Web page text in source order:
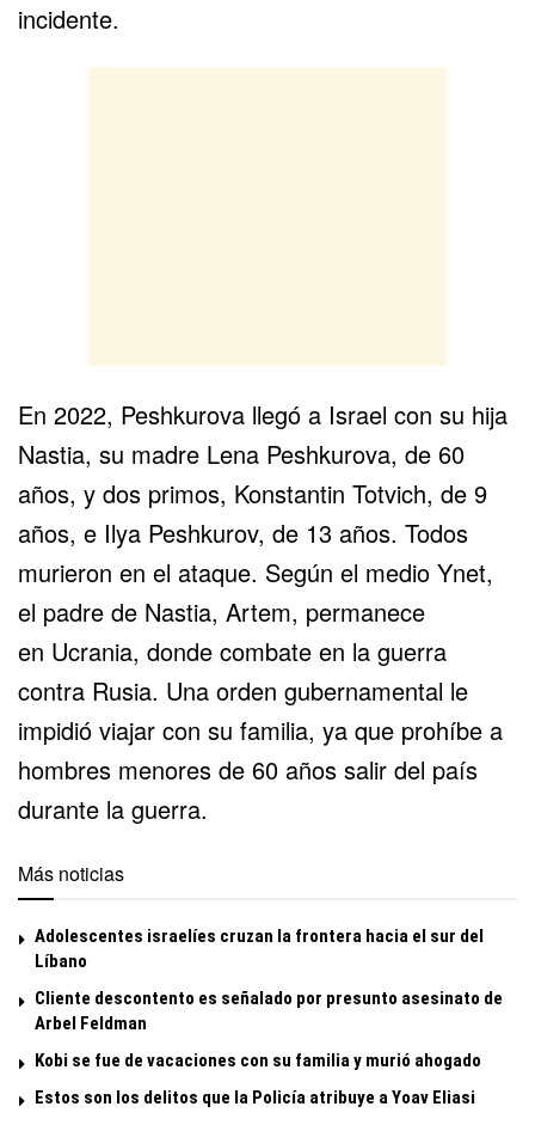
incidente.
En 2022, Peshkurova llegó a Israel con su hija
Nastia, su madre Lena Peshkurova, de 60
años, y dos primos, Konstantin Totvich, de 9
años, e Ilya Peshkurov, de 13 años. Todos
murieron en el ataque. Según el medio Ynet,
el padre de Nastia, Artem, permanece
en Ucrania, donde combate en la guerra
contra Rusia. Una orden gubernamental le
impidió viajar con su familia, ya que prohíbe a
hombres menores de 60 años salir del país
durante la guerra.
Más noticias
Adolescentes israelíes cruzan la frontera hacia el sur del
Líbano
Cliente descontento es señalado por presunto asesinato de
Arbel Feldman
Kobi se fue de vacaciones con su familia y murió ahogado
Estos son los delitos que la Policía atribuye a Yoav Eliasi